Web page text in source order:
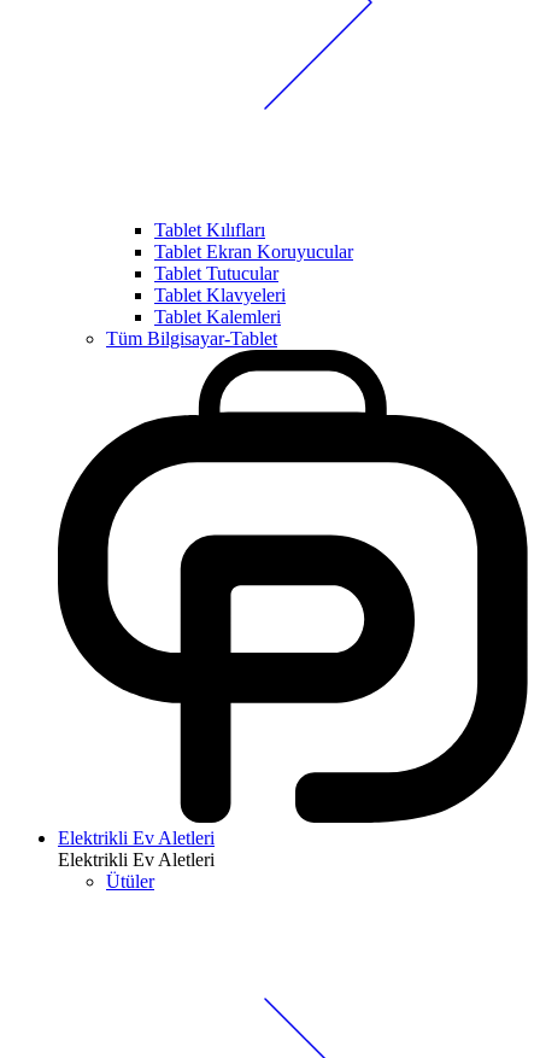
Tablet Kılıfları
Tablet Ekran Koruyucular
Tablet Tutucular
Tablet Klavyeleri
Tablet Kalemleri
Tüm Bilgisayar-Tablet
Elektrikli Ev Aletleri
Elektrikli Ev Aletleri
Ütüler